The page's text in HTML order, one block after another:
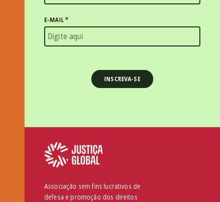
E-MAIL*
Associação sem fins lucrativos de
defesa e promoção dos direitos